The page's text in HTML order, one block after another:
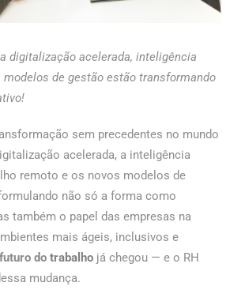
digitalização acelerada, inteligência
de gestão estão transformando
sem precedentes no mundo
acelerada, a inteligência
remoto e os novos modelos de
não só a forma como
também o papel das empresas na
mais ágeis, inclusivos e
futuro do trabalho já chegou — e o RH
mudança.